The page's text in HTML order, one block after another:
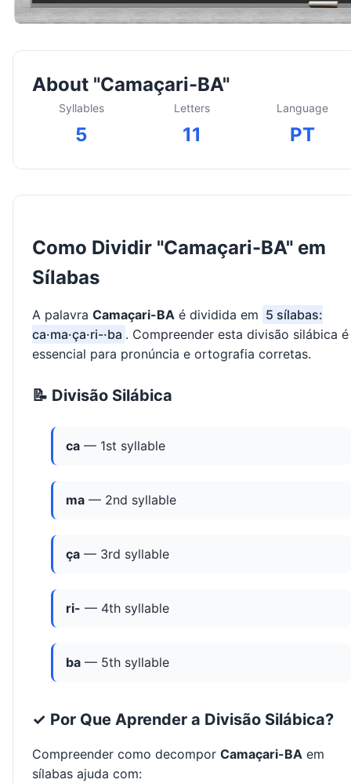
About "Camaçari-BA"
Syllables
5
Letters
11
Language
PT
Como Dividir "Camaçari-BA" em
Sílabas
A palavra Camaçari-BA é dividida em 5 sílabas:
ca·ma·ça·ri-·ba . Compreender esta divisão silábica é
essencial para pronúncia e ortografia corretas.
📝 Divisão Silábica
ca — 1st syllable
ma — 2nd syllable
ça — 3rd syllable
ri- — 4th syllable
ba — 5th syllable
✓ Por Que Aprender a Divisão Silábica?
Compreender como decompor Camaçari-BA em
sílabas ajuda com: